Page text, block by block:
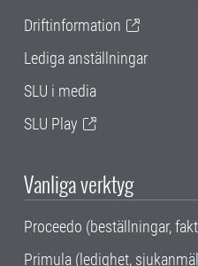
Driftinformation
Lediga anställningar
SLU i media
SLU Play
Vanliga verktyg
Proceedo (beställningar,
Primula (ledighet,